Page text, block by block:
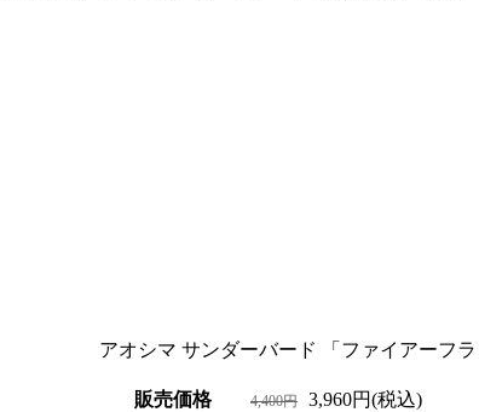
アオシマ サンダーバード 「ファイアーフラ
販売価格 4,400円 3,960円(税込)